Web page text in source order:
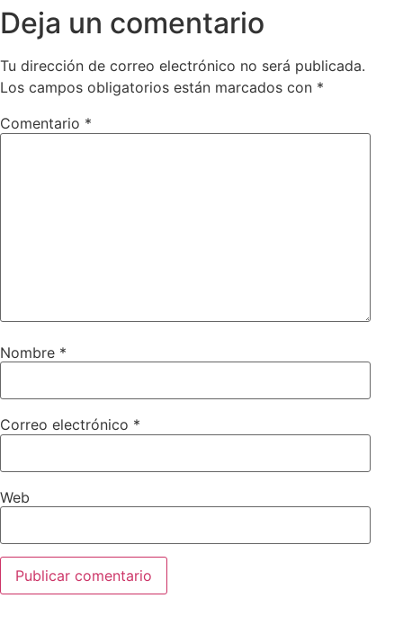
Deja un comentario
Tu dirección de correo electrónico no será publicada.
Los campos obligatorios están marcados con *
Comentario *
Nombre *
Correo electrónico *
Web